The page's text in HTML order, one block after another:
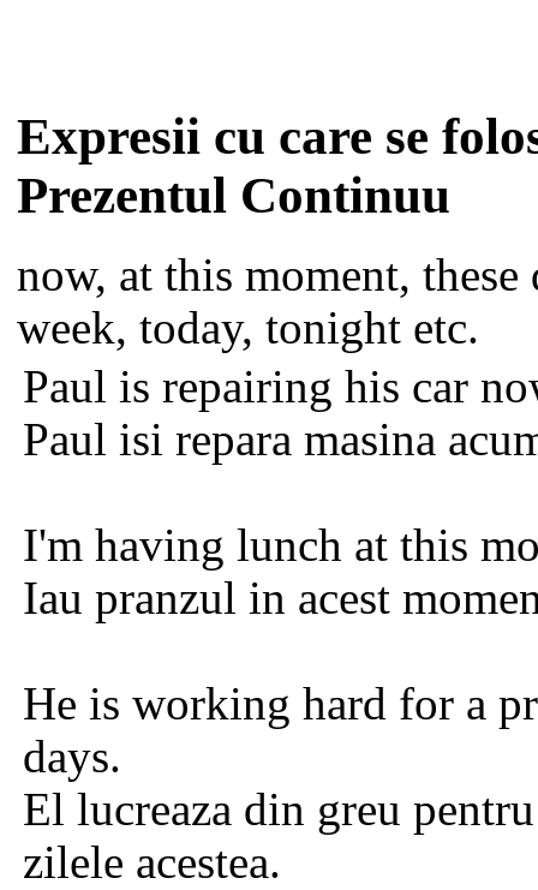
Expresii cu care se
Prezentul Continuu
now, at this moment, these
week, today, tonight etc.
Paul is repairing his car
Paul isi repara masina
I'm having lunch at this
Iau pranzul in acest
He is working hard for a
days.
El lucreaza din greu
zilele acestea.